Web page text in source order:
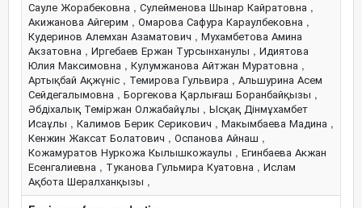
Сауле Жорабековна , Сулейменова Шынар Кайратовна ,
Акижанова Айгерим , Омарова Сафура Караулбековна ,
Кудеринов Алемхан Азаматович , Мухамбетова Амина
Акзатовна , Иргебаев Ержан Турсынханулы , Идиятова
Юлия Максимовна , Кулумжанова Айтжан Муратовна ,
Артықбай Ақжүніс , Темирова Гульвира , Альшурина Асем
Сейдегалымовна , Боргекова Қарлығаш Боранбайқызы ,
Әбдіхалық Теміржан Олжабайұлы , Ысқақ Дінмұхамбет
Исаұлы , Калимов Берик Серикович , Макымбаева Мадина ,
Кенжин Жаксат Болатович , Оспанова Айнаш ,
Кожамуратов Нуркожа Кылышкожаулы , Егинбаева Акжан
Есенгалиевна , Туканова Гульмира Куатовна , Ислам
Ақбота Шералханқызы ,